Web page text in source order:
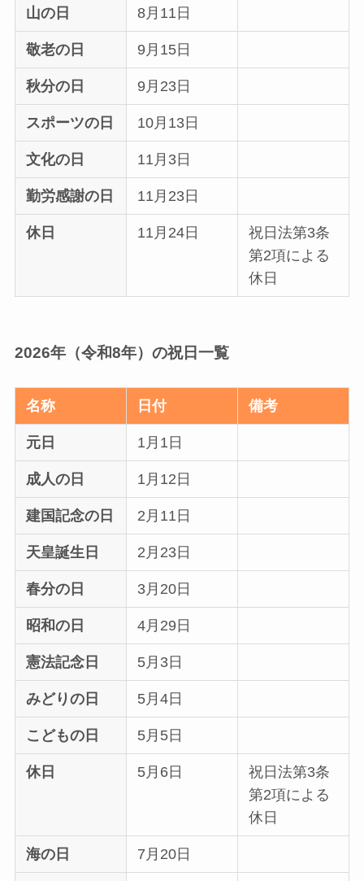
山の日 8月11日
敬老の日 9月15日
秋分の日 9月23日
スポーツの日 10月13日
文化の日 11月3日
勤労感謝の日 11月23日
休日 11月24日
祝日法第3条
第2項による
休日
2026年（令和8年）の祝日一覧
名称 日付 備考
元日 1月1日
成人の日 1月12日
建国記念の日 2月11日
天皇誕生日 2月23日
春分の日 3月20日
昭和の日 4月29日
憲法記念日 5月3日
みどりの日 5月4日
こどもの日 5月5日
休日 5月6日
祝日法第3条
第2項による
休日
海の日 7月20日